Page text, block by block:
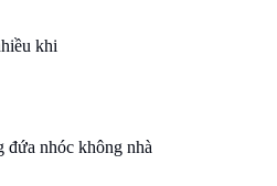
khi
đứa nhóc không nhà